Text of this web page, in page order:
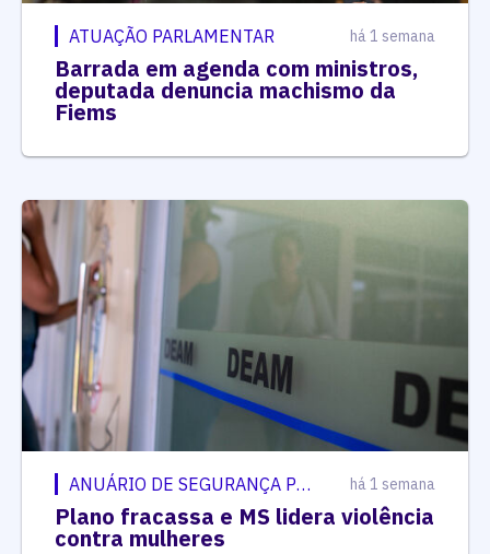
ATUAÇÃO PARLAMENTAR há 1 semana
Barrada em agenda com ministros,
deputada denuncia machismo da
Fiems
ANUÁRIO DE SEGURANÇA PÚBLICA há 1 semana
Plano fracassa e MS lidera violência
contra mulheres